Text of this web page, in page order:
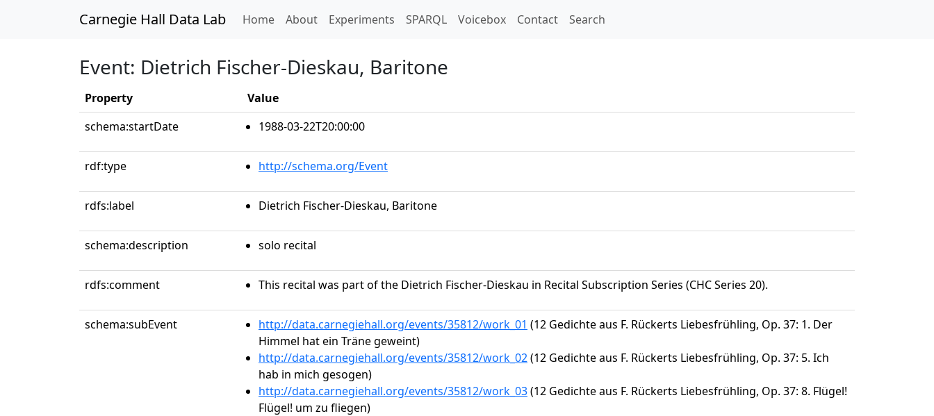
Carnegie Hall Data Lab Home(current)
About Experiments SPARQL Voicebox Contact Search
Event: Dietrich Fischer-Dieskau, Baritone
Property
Value
schema:startDate
1988-03-22T20:00:00
rdf:type http://schema.org/Event
rdfs:label Dietrich Fischer-Dieskau, Baritone
schema:description solo recital
rdfs:comment This recital was part of the Dietrich Fischer-Dieskau in Recital Subscription Series (CHC Series 20).
schema:subEvent http://data.carnegiehall.org/events/35812/work_01 (12 Gedichte aus F. Rückerts Liebesfrühling, Op. 37: 1. Der
Himmel hat ein Träne geweint)
http://data.carnegiehall.org/events/35812/work_02(12 Gedichte aus F. Rückerts Liebesfrühling, Op. 37: 5. Ich
hab in mich gesogen)
http://data.carnegiehall.org/events/35812/work_03(12 Gedichte aus F. Rückerts Liebesfrühling, Op. 37: 8. Flügel!
Flügel! um zu fliegen)